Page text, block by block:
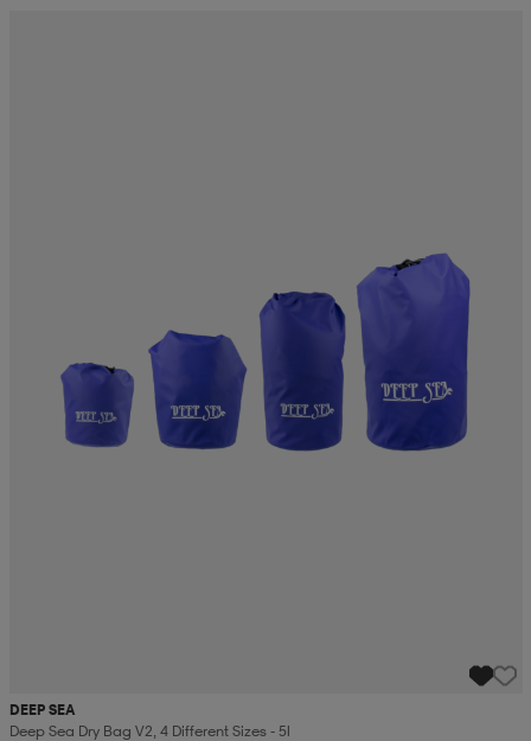
DEEP SEA
Deep Sea Dry Bag V2, 4 Different Sizes - 5l